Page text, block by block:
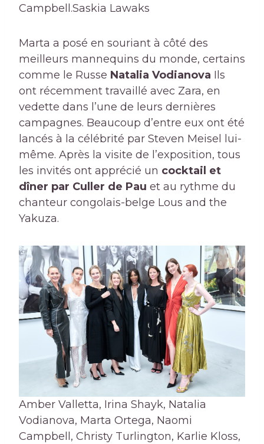
Campbell.Saskia Lawaks
Marta a posé en souriant à côté des
meilleurs mannequins du monde, certains
comme le Russe Natalia Vodianova Ils
ont récemment travaillé avec Zara, en
vedette dans l’une de leurs dernières
campagnes. Beaucoup d’entre eux ont été
lancés à la célébrité par Steven Meisel lui-
même. Après la visite de l’exposition, tous
les invités ont apprécié un cocktail et
dîner par Culler de Pau et au rythme du
chanteur congolais-belge Lous and the
Yakuza.
Amber Valletta, Irina Shayk, Natalia
Vodianova, Marta Ortega, Naomi
Campbell, Christy Turlington, Karlie Kloss,